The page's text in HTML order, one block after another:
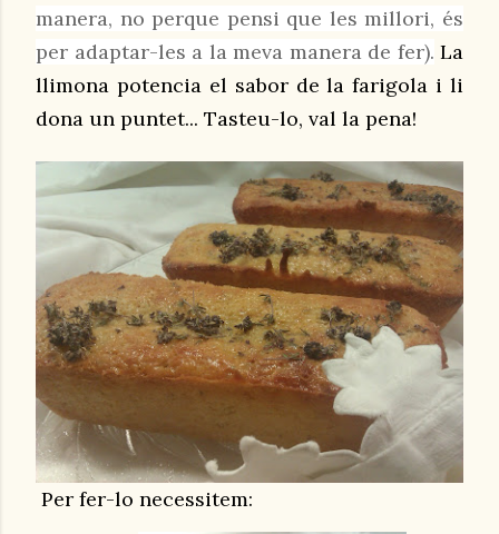
manera, no perque pensi que les millori, és
per adaptar-les a la meva manera de fer). La
llimona potencia el sabor de la farigola i li
dona un puntet... Tasteu-lo, val la pena!
Per fer-lo necessitem: